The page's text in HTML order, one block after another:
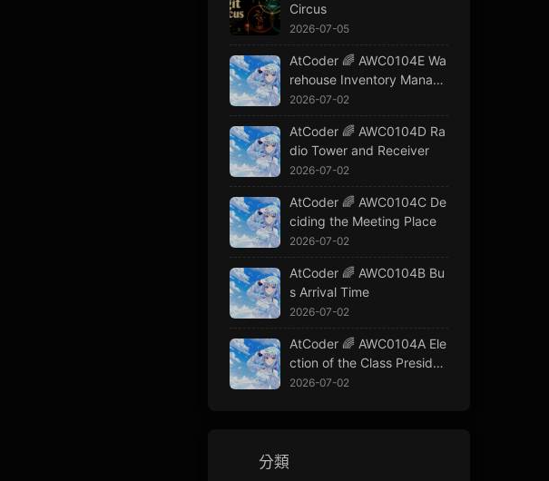
Circus
2026-07-05
AtCoder 🌈 AWC0104E Wa
rehouse Inventory Manage
ment
2026-07-02
AtCoder 🌈 AWC0104D Ra
dio Tower and Receiver
2026-07-02
AtCoder 🌈 AWC0104C De
ciding the Meeting Place
2026-07-02
AtCoder 🌈 AWC0104B Bu
s Arrival Time
2026-07-02
AtCoder 🌈 AWC0104A Ele
ction of the Class Presiden
t2026-07-02
分類